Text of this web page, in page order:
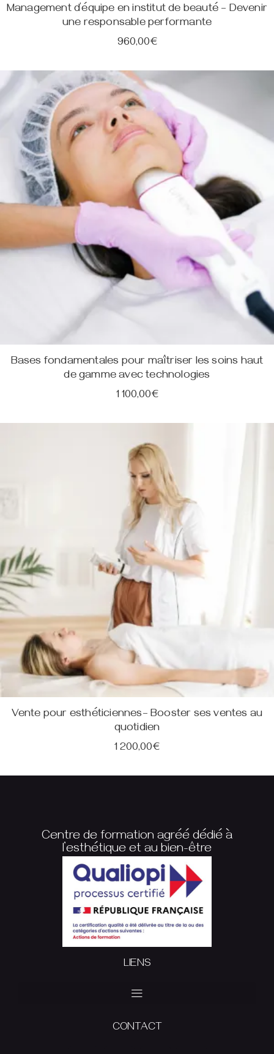
Management d’équipe en institut de beauté – Devenir
une responsable performante
960,00€
Bases fondamentales pour maîtriser les soins haut
de gamme avec technologies
1 100,00€
Vente pour esthéticiennes– Booster ses ventes au
quotidien
1 200,00€
Centre de formation agréé dédié à
l’esthétique et au bien-être
LIENS
CONTACT